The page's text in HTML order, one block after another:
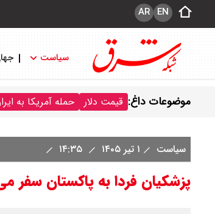
EN
AR
سیاست
موضوعات داغ: قیمت دلار حمله آمریکا به
سیاست ۱ تیر ۱۴۰۵
پزشکیان فردا به پاکستان سفر